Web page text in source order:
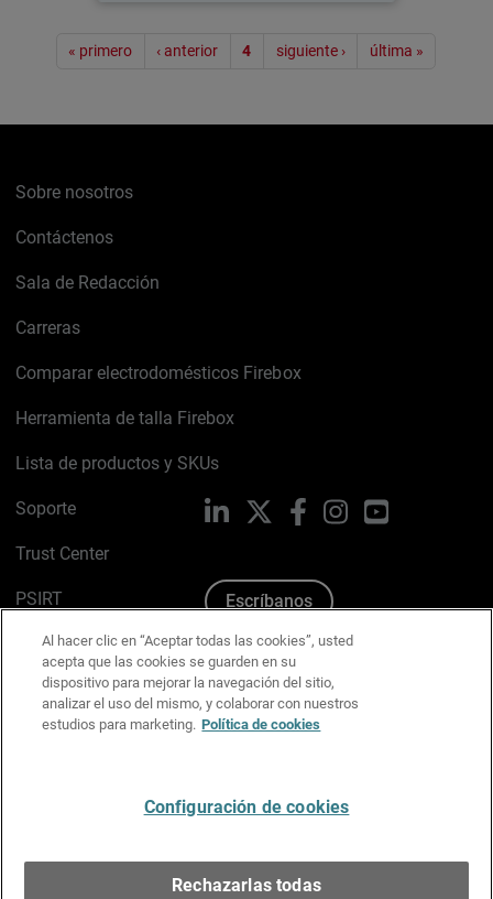
Paginación
« primero ‹ anterior 4 siguiente › última »
Sobre nosotros
Contáctenos
Sala de Redacción
Carreras
Comparar electrodomésticos Firebox
Herramienta de talla Firebox
Lista de productos y SKUs
Soporte
Trust Center
PSIRT
Política de cookies
Política de privacidad
Kit de medios y marca
LinkedIn FacebookInstagram
Escríbanos
Al hacer clic en “Aceptar todas las cookies”, usted
acepta que las cookies se guarden en su
dispositivo para mejorar la navegación del sitio,
analizar el uso del mismo, y colaborar con nuestros
estudios para marketing. Política de cookies
Configuración de cookies
Rechazarlas todas